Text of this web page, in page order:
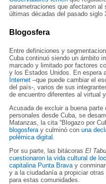
parametraciones que afectaron
últimas décadas del pasado siglo
Blogosfera
Entre definiciones y
Cuba continuó siendo un ámbito
marcado y limitado por factores
y los Estados Unidos. En espera
Internet –que puede cambiar el
del país-, varios de sus
de encuentro diferentes al virtual
Acusada de excluir a buena parte
personales desde Cuba, se
Matanzas, la cita “Blogazo por
blogosferay culminó conuna
polémica digital .
Por su parte, las bitácorasEl
cuestionaron la vida cultural de
capitalina Punta Bravay
y a la ciudadanía a propiciar
para estas comunidades.